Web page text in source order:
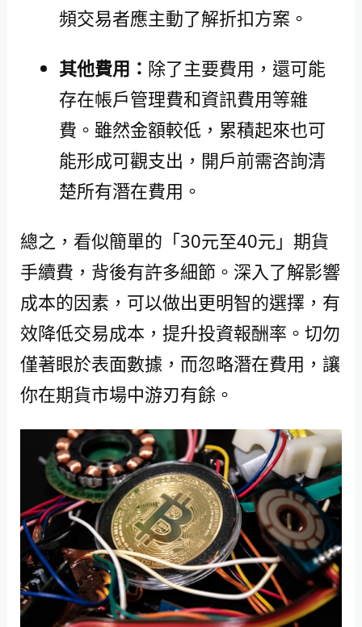
頻交易者應主動了解折扣方案。
其他費用： 除了主要費用，還可能
存在帳戶管理費和資訊費用等雜
費。雖然金額較低，累積起來也可
能形成可觀支出，開戶前需咨詢清
楚所有潛在費用。
總之，看似簡單的「30元至40元」期貨
手續費，背後有許多細節。深入了解影響
成本的因素，可以做出更明智的選擇，有
效降低交易成本，提升投資報酬率。切勿
僅著眼於表面數據，而忽略潛在費用，讓
你在期貨市場中游刃有餘。